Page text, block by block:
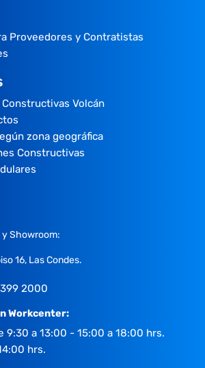
Proveedores y Contratistas
Volcán
zona geográfica
Constructivas
Showroom:
16, Las Condes.
2000
Workcenter:
9:30 a 13:00 - 15:00 a 18:00 hrs.
hrs.